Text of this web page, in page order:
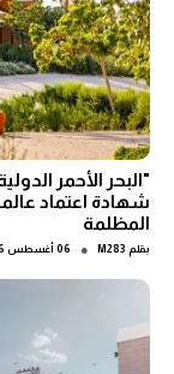
"البحر الأحمر
شهادة اعتماد
المظلمة
بقلم M283
● 06 أغسطس 2026